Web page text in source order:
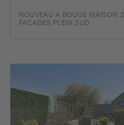
NOUVEAU A BOUGE MAISON 2
FACADES PLEIN SUD